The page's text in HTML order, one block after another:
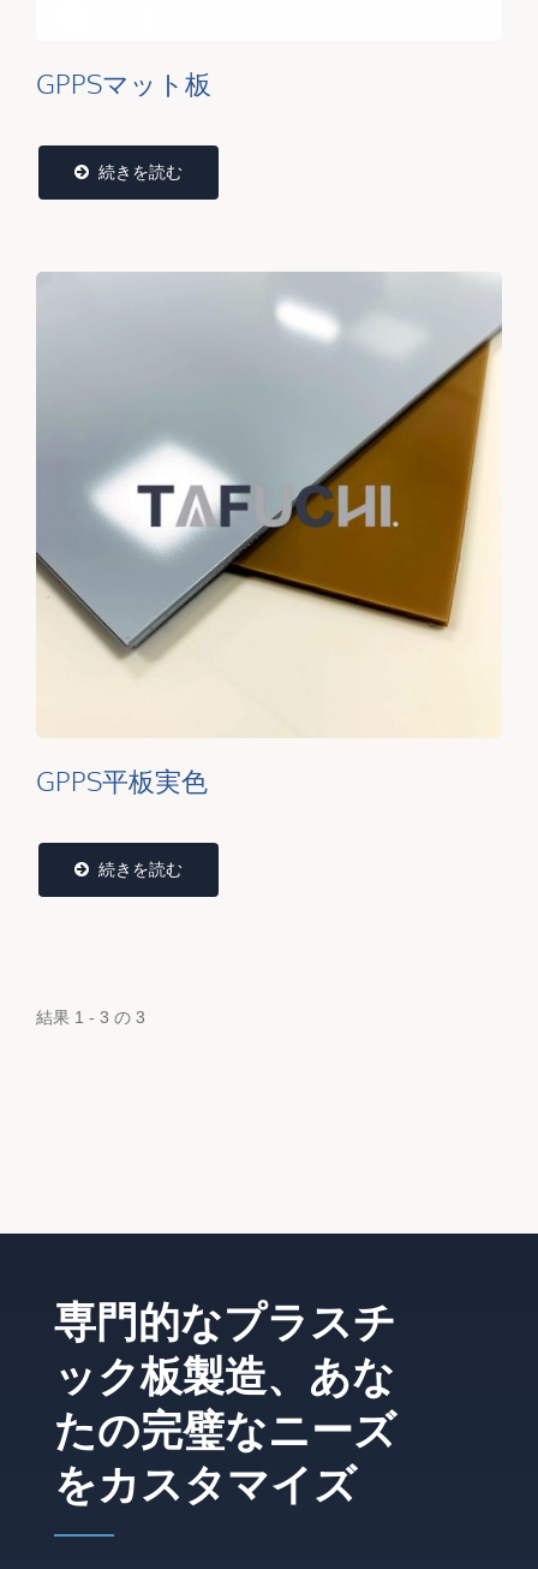
GPPSマット板
続きを読む
GPPS平板実色
続きを読む
結果 1 - 3 の 3
専門的なプラスチ
ック板製造、あな
たの完璧なニーズ
をカスタマイズ